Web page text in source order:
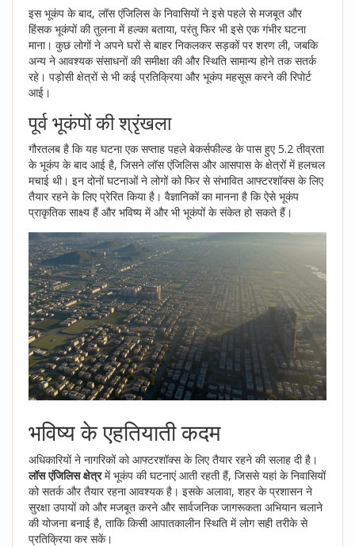
इस भूकंप के बाद, लॉस एंजिलिस के निवासियों ने इसे पहले से मजबूत और
हिंसक भूकंपों की तुलना में हल्का बताया, परंतु फिर भी इसे एक गंभीर घटना
माना। कुछ लोगों ने अपने घरों से बाहर निकलकर सड़कों पर शरण ली, जबकि
अन्य ने आवश्यक संसाधनों की समीक्षा की और स्थिति सामान्य होने तक सतर्क
रहे। पड़ोसी क्षेत्रों से भी कई प्रतिक्रिया और भूकंप महसूस करने की रिपोर्ट
आई।
पूर्व भूकंपों की श्रृंखला
गौरतलब है कि यह घटना एक सप्ताह पहले बेकर्सफील्ड के पास हुए 5.2 तीव्रता
के भूकंप के बाद आई है, जिसने लॉस एंजिलिस और आसपास के क्षेत्रों में हलचल
मचाई थी। इन दोनों घटनाओं ने लोगों को फिर से संभावित आफ्टरशॉक्स के लिए
तैयार रहने के लिए प्रेरित किया है। वैज्ञानिकों का मानना है कि ऐसे भूकंप
प्राकृतिक साक्ष्य हैं और भविष्य में और भी भूकंपों के संकेत हो सकते हैं।
भविष्य के एहतियाती कदम
अधिकारियों ने नागरिकों को आफ्टरशॉक्स के लिए तैयार रहने की सलाह दी है।
लॉस एंजिलिस क्षेत्रमें भूकंप की घटनाएं आती रहती हैं, जिससे यहां के निवासियों
को सतर्क और तैयार रहना आवश्यक है। इसके अलावा, शहर के प्रशासन ने
सुरक्षा उपायों को और मजबूत करने और सार्वजनिक जागरूकता अभियान चलाने
की योजना बनाई है, ताकि किसी आपातकालीन स्थिति में लोग सही तरीके से
प्रतिक्रिया कर सकें।